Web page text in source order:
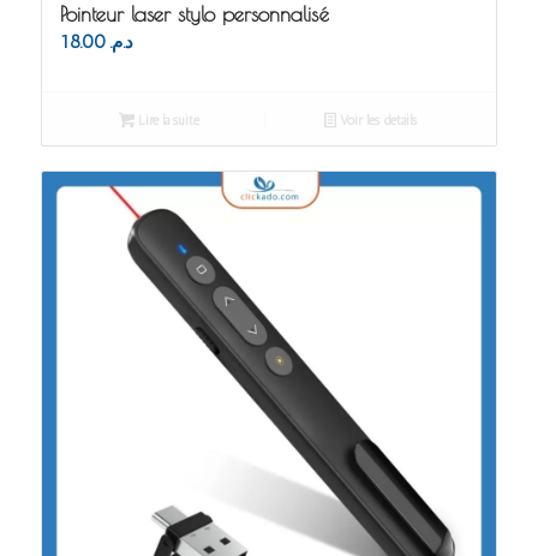
Pointeur laser stylo personnalisé
د.م. 18.00
Lire la suite Voir les détails